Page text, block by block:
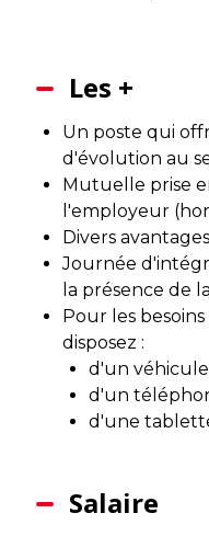
Les +
Un poste qui
d'évolution au
Mutuelle prise
l'employeur
Divers
Journée
la présence de
Pour les besoins
disposez :
d'un
d'un
d'une
Salaire